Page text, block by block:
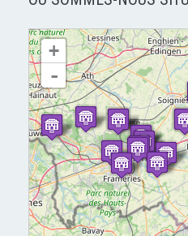
chargement de la carte - veuillez patienter...
+
-